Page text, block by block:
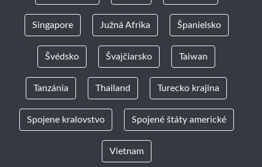
Singapore Južná Afrika Španielsko
Švédsko Švajčiarsko Taiwan
Tanzánia Thailand Turecko krajina
Spojene kralovstvo Spojené štáty americké
Vietnam